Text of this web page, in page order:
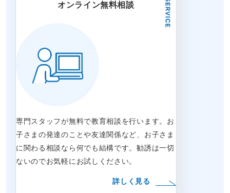
オンライン無料相談
専門スタッフが無料で教育相談を行います。お
子さまの発達のことや友達関係など、お子さま
に関わる相談なら何でも結構です。勧誘は一切
ないのでお気軽にお試しください。
詳しく見る